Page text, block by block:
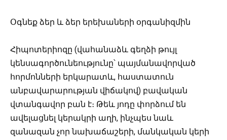
Օգնեք ձեր և ձեր երեխաների օրգանիզմին
Հիպոտերիոզը (վահանաձև գեղձի թույլ
կենսագործունեությունը՝ պայմանավորված
հորմոնների երկարատև, հաստատուն
անբավարարության վիճակով) բավական
վտանգավոր բան է։ Թեև յոդը փորձում են
ավելացնել կերակրի աղի, ինչպես նաև
զանազան չոր նախաճաշերի, մանկական կերի